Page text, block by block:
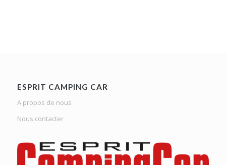
ESPRIT CAMPING CAR
A propos de nous
Nous contacter